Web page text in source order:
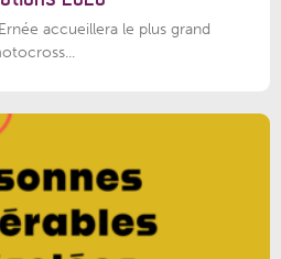
accueillera le plus grand